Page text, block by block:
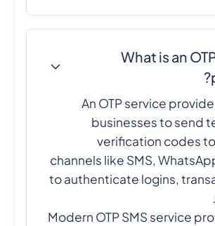
What is an
An OTP service
businesses to send
verification codes
channels like SMS,
to authenticate logins,
Modern OTP SMS service